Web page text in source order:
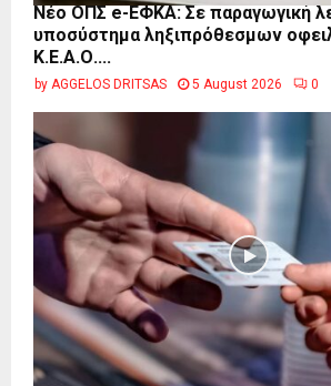
Νέο ΟΠΣ e-ΕΦΚΑ: Σε παραγωγική
υποσύστημα ληξιπρόθεσμων
Κ.Ε.Α.Ο....
by AGGELOS DRITSAS 5 August 2026 0